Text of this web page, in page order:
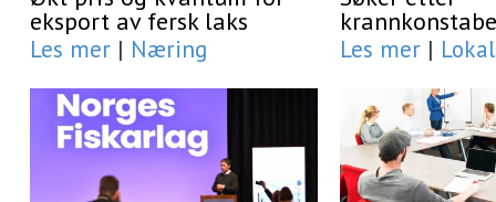
eksport av fersk laks
Les mer | Næring Les mer | Lokal